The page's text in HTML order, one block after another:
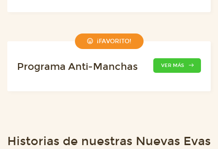
¡FAVORITO!
Programa Anti-Manchas VER MÁS
Historias de nuestras Nuevas Evas